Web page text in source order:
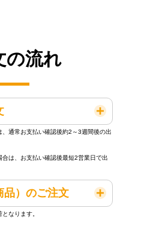
の流れ
通常お支払い確認後約2～3週間後の出
は、お支払い確認後最短2営業日で出
品）のご注文
なります。